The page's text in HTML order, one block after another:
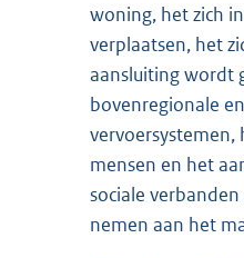
woning, het zich
verplaatsen, het
aansluiting wordt
bovenregionale
mensen en het
sociale
nemen aan het